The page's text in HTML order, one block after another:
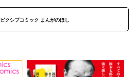
ピクシブコミック まんがのほし